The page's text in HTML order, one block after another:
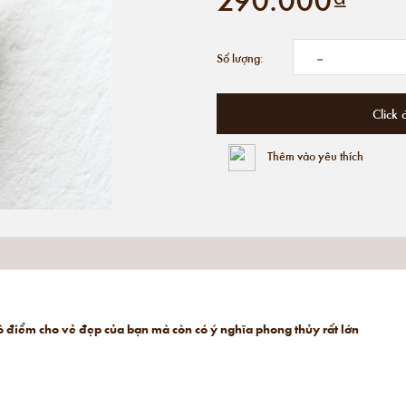
Số lượng: -
Click
Thêm vào yêu thích
cho vẻ đẹp của bạn mà còn có ý nghĩa phong thủy rất lớn